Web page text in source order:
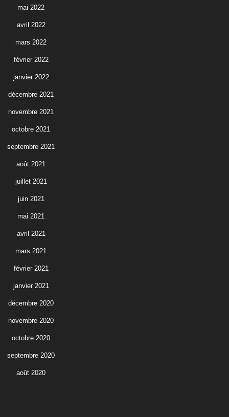
mai 2022
avril 2022
mars 2022
février 2022
janvier 2022
décembre 2021
novembre 2021
octobre 2021
septembre 2021
août 2021
juillet 2021
juin 2021
mai 2021
avril 2021
mars 2021
février 2021
janvier 2021
décembre 2020
novembre 2020
octobre 2020
septembre 2020
août 2020